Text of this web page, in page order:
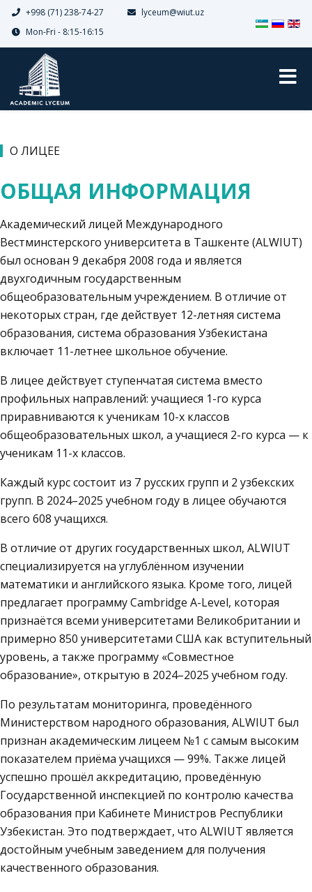
+998 (71) 238-74-27
lyceum@wiut.uz
Mon-Fri - 8:15-16:15
О ЛИЦЕЕ
ОБЩАЯ ИНФОРМАЦИЯ
Академический лицей Международного
Вестминстерского университета в Ташкенте (ALWIUT)
был основан 9 декабря 2008 года и является
двухгодичным государственным
общеобразовательным учреждением. В отличие от
некоторых стран, где действует 12-летняя система
образования, система образования Узбекистана
включает 11-летнее школьное обучение.
В лицее действует ступенчатая система вместо
профильных направлений: учащиеся 1-го курса
приравниваются к ученикам 10-х классов
общеобразовательных школ, а учащиеся 2-го курса — к
ученикам 11-х классов.
Каждый курс состоит из 7 русских групп и 2 узбекских
групп. В 2024–2025 учебном году в лицее обучаются
всего 608 учащихся.
В отличие от других государственных школ, ALWIUT
специализируется на углублённом изучении
математики и английского языка. Кроме того, лицей
предлагает программу Cambridge A-Level, которая
признаётся всеми университетами Великобритании и
примерно 850 университетами США как вступительный
уровень, а также программу «Совместное
образование», открытую в 2024–2025 учебном году.
По результатам мониторинга, проведённого
Министерством народного образования, ALWIUT был
признан академическим лицеем №1 с самым высоким
показателем приёма учащихся — 99%. Также лицей
успешно прошёл аккредитацию, проведённую
Государственной инспекцией по контролю качества
образования при Кабинете Министров Республики
Узбекистан. Это подтверждает, что ALWIUT является
достойным учебным заведением для получения
качественного образования.